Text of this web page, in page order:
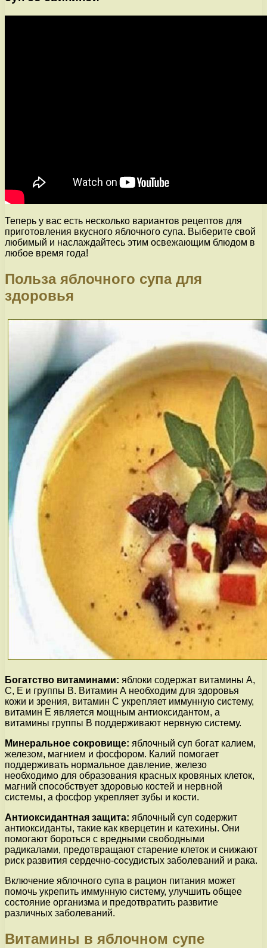
Теперь у вас есть несколько вариантов рецептов для
приготовления вкусного яблочного супа. Выберите свой
любимый и наслаждайтесь этим освежающим блюдом в
любое время года!
Польза яблочного супа для
здоровья
Богатство витаминами: яблоки содержат витамины А,
С, Е и группы В. Витамин А необходим для здоровья
кожи и зрения, витамин С укрепляет иммунную систему,
витамин Е является мощным антиоксидантом, а
витамины группы В поддерживают нервную систему.
Минеральное сокровище: яблочный суп богат калием,
железом, магнием и фосфором. Калий помогает
поддерживать нормальное давление, железо
необходимо для образования красных кровяных клеток,
магний способствует здоровью костей и нервной
системы, а фосфор укрепляет зубы и кости.
Антиоксидантная защита: яблочный суп содержит
антиоксиданты, такие как кверцетин и катехины. Они
помогают бороться с вредными свободными
радикалами, предотвращают старение клеток и снижают
риск развития сердечно-сосудистых заболеваний и рака.
Включение яблочного супа в рацион питания может
помочь укрепить иммунную систему, улучшить общее
состояние организма и предотвратить развитие
различных заболеваний.
Витамины в яблочном супе